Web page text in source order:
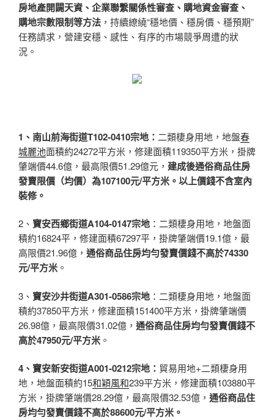
房地產開闢天資、企業聯繫關係性審查、購地資金審查、
購地宗數限制等方法 ，持續繚繞“穩地價、穩房價、穩預期”
任務請求，營建安穩、感性、有序的市場競爭周遭的狀
況。
1、 南山前海街道T102-0410宗地 ： 二類棲身用地，地盤春
城麗池面積約24272平方米，修建面積119350平方米，掛牌
肇端價44.6億，最高限價51.29億元， 建成後通俗商品住房
發賣限價（均價）為107100元/平方米 。以上價錢不含室內
裝修。
2、 寶安西鄉街道A104-0147宗地 ：二類棲身用地，地盤面
積約16824平，修建面積67297平，掛牌肇端價19.1億，最
高限價21.96億， 通俗商品住房均勻發賣價錢不高於74330
元/平方米 。
3、 寶安沙井街道A301-0586宗地 ：二類棲身用地，地盤面
積約37850平方米，修建面積151400平方米，掛牌肇端價
26.98億，最高限價31.02億， 通俗商品住房均勻發賣價錢不
高於47950元/平方米 。
4、寶安新安街道A001-0212宗地： 貿易用地+二類棲身用
地，地盤面積約15和穎風和239平方米，修建面積103880平
方米，掛牌肇端價28.29億，最高限價32.53億， 通俗商品住
房均勻發賣價錢不高於88600元/平方米 。